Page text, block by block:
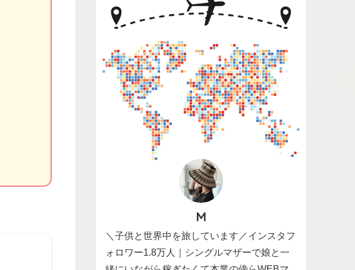
M
＼子供と世界中を旅しています／インスタフ
ォロワー1.8万人｜シングルマザーで娘と一